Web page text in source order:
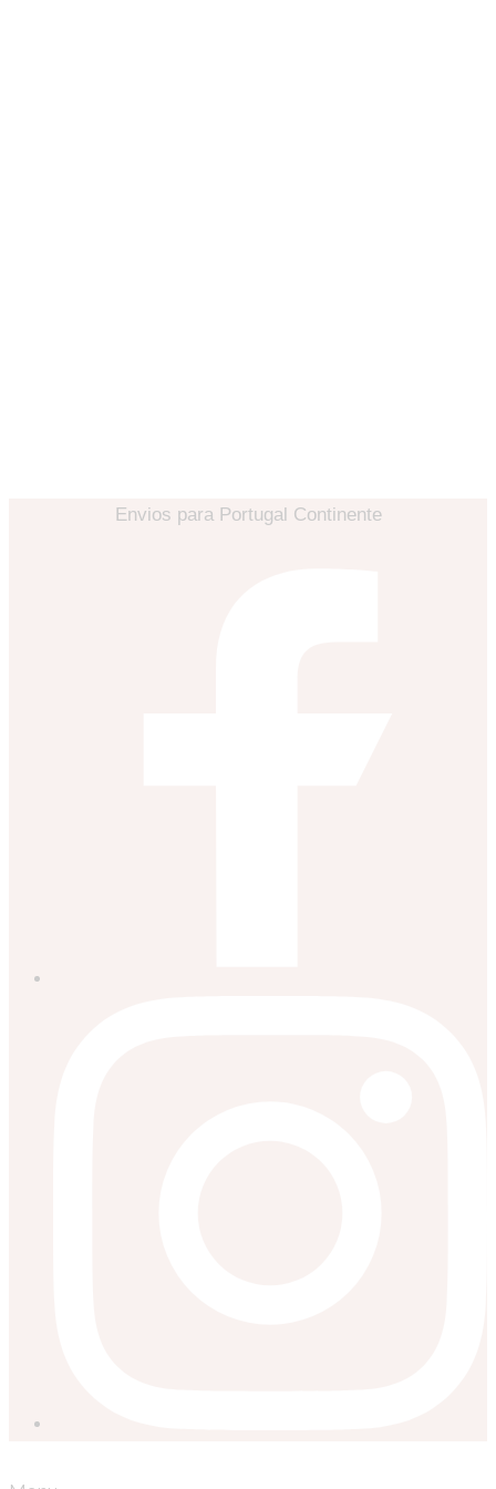
Envios para Portugal Continente